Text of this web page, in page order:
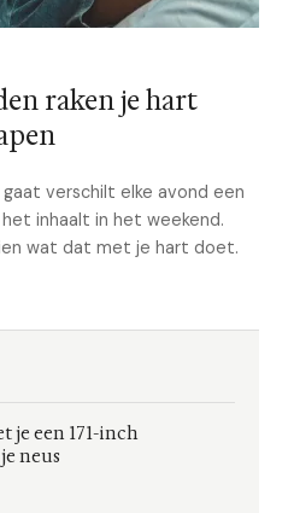
raken je hart
verschilt elke avond een
inhaalt in het weekend.
wat dat met je hart doet.
je een 171-inch
neus